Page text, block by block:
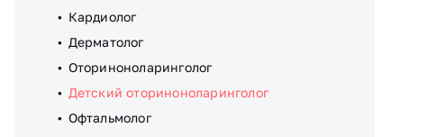
Кардиолог
Дерматолог
Оториноноларинголог
Детский оториноноларинголог
Офтальмолог